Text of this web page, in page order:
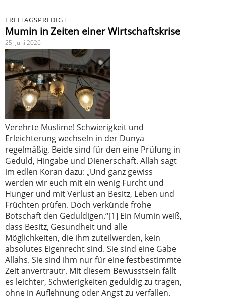
FREITAGSPREDIGT
Mumin in Zeiten einer Wirtschaftskrise
25. Juni 2026
Verehrte Muslime! Schwierigkeit und
Erleichterung wechseln in der Dunya
regelmäßig. Beide sind für den eine Prüfung in
Geduld, Hingabe und Dienerschaft. Allah sagt
im edlen Koran dazu: „Und ganz gewiss
werden wir euch mit ein wenig Furcht und
Hunger und mit Verlust an Besitz, Leben und
Früchten prüfen. Doch verkünde frohe
Botschaft den Geduldigen.“[1] Ein Mumin weiß,
dass Besitz, Gesundheit und alle
Möglichkeiten, die ihm zuteilwerden, kein
absolutes Eigenrecht sind. Sie sind eine Gabe
Allahs. Sie sind ihm nur für eine festbestimmte
Zeit anvertrautr. Mit diesem Bewusstsein fällt
es leichter, Schwierigkeiten geduldig zu tragen,
ohne in Auflehnung oder Angst zu verfallen.